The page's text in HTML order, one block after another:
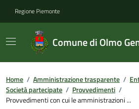
Regione Piemonte
Comune di Olmo
Home / Amministrazione trasparente /
Società partecipate / Provvedimenti /
Provvedimenti con cui le amministrazioni ...